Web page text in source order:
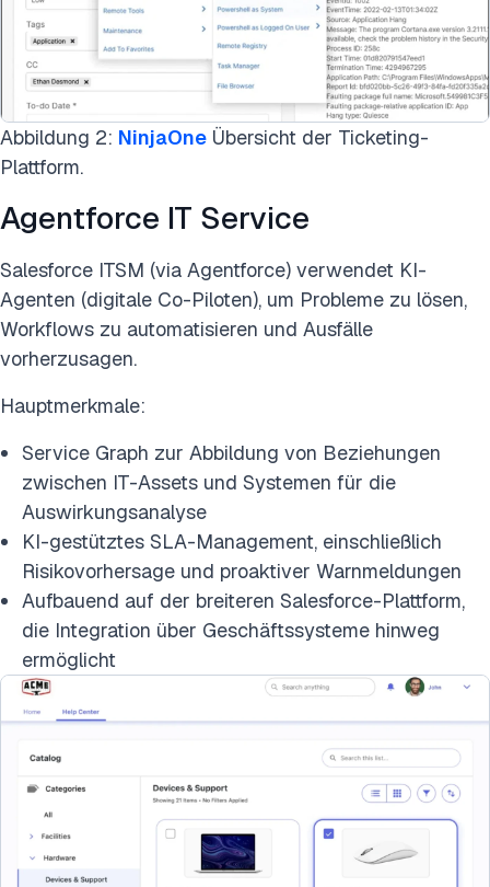
Abbildung 2: NinjaOne Übersicht der Ticketing-
Plattform.
Agentforce IT Service
Salesforce ITSM (via Agentforce) verwendet KI-
Agenten (digitale Co-Piloten), um Probleme zu lösen,
Workflows zu automatisieren und Ausfälle
vorherzusagen.
Hauptmerkmale:
Service Graph zur Abbildung von Beziehungen
zwischen IT-Assets und Systemen für die
Auswirkungsanalyse
KI-gestütztes SLA-Management, einschließlich
Risikovorhersage und proaktiver Warnmeldungen
Aufbauend auf der breiteren Salesforce-Plattform,
die Integration über Geschäftssysteme hinweg
ermöglicht